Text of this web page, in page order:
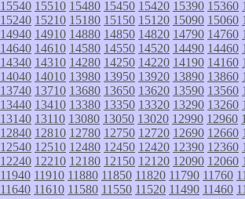
15540 15510 15480 15450 15420 15390 15360
15240 15210 15180 15150 15120 15090 15060
14940 14910 14880 14850 14820 14790 14760
14640 14610 14580 14550 14520 14490 14460
14340 14310 14280 14250 14220 14190 14160
14040 14010 13980 13950 13920 13890 13860
13740 13710 13680 13650 13620 13590 13560
13440 13410 13380 13350 13320 13290 13260
13140 13110 13080 13050 13020 12990 12960
12840 12810 12780 12750 12720 12690 12660
12540 12510 12480 12450 12420 12390 12360
12240 12210 12180 12150 12120 12090 12060
11940 11910 11880 11850 11820 11790 11760
11640 11610 11580 11550 11520 11490 11460